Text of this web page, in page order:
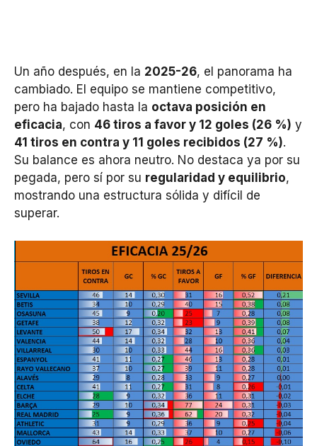
Un año después, en la 2025-26, el panorama ha
cambiado. El equipo se mantiene competitivo,
pero ha bajado hasta la octava posición en
eficacia, con 46 tiros a favor y 12 goles (26 %) y
41 tiros en contra y 11 goles recibidos (27 %).
Su balance es ahora neutro. No destaca ya por su
pegada, pero sí por su regularidad y equilibrio,
mostrando una estructura sólida y difícil de
superar.